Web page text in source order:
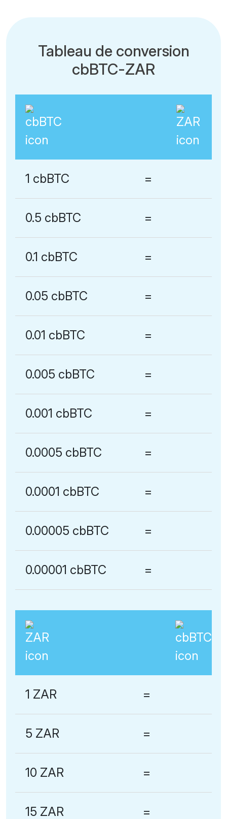
Tableau de conversion
cbBTC-ZAR
1 cbBTC =
0.5 cbBTC =
0.1 cbBTC =
0.05 cbBTC =
0.01 cbBTC =
0.005 cbBTC =
0.001 cbBTC =
0.0005 cbBTC =
0.0001 cbBTC =
0.00005 cbBTC =
0.00001 cbBTC =
1 ZAR =
5 ZAR =
10 ZAR =
15 ZAR =